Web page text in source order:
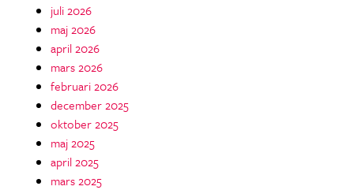
juli 2026
maj 2026
april 2026
mars 2026
februari 2026
december 2025
oktober 2025
maj 2025
april 2025
mars 2025